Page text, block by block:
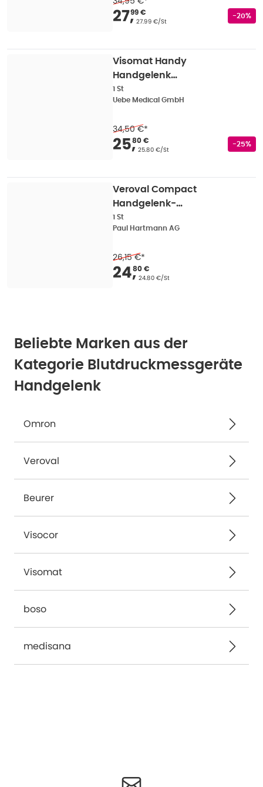
Verkaufspreis
27,
99 €
Grundpreis
27.99 €/St
-20%
Visomat Handy
Handgelenk
Blutdruckmessgerät 1 St
1 St
Uebe Medical GmbH
34,50 €*
Verkaufspreis
25,
80 €
Grundpreis
25.80 €/St
-25%
Veroval Compact
Handgelenk-
Blutdruckmessgerät 1 St
1 St
Paul Hartmann AG
26,15 €*
Verkaufspreis
24,
80 €
Grundpreis
24.80 €/St
Beliebte Marken aus der
Kategorie Blutdruckmessgeräte
Handgelenk
Omron
Veroval
Beurer
Visocor
Visomat
boso
medisana